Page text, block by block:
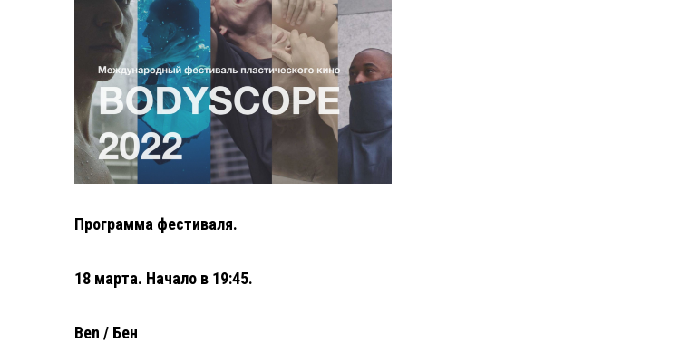
Программа фестиваля.
18 марта. Начало в 19:45.
Ben / Бен